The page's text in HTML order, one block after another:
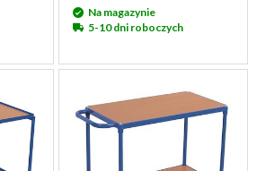
Na magazynie
5-10 dni roboczych